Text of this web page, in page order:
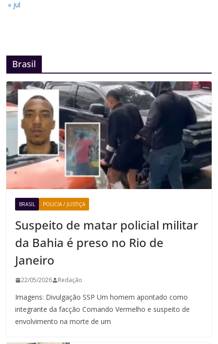
« jul
Brasil
BRASIL POLICIA / JUSTIÇA
Suspeito de matar policial militar
da Bahia é preso no Rio de
Janeiro
22/05/2026 Redação
Imagens: Divulgação SSP Um homem apontado como
integrante da facção Comando Vermelho e suspeito de
envolvimento na morte de um